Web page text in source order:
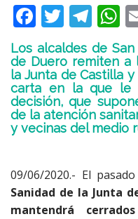
F
ac
e
b
o
o
T
w
itt
er
T
el
e
gr
a
m
h
s
A
p
Los alcaldes de
de Duero remiten a
la Junta de Castilla
carta en la que le
decisión, que
de la atención
y vecinas del medio
09/06/2020.- El
Sanidad de la Junta
mantendrá